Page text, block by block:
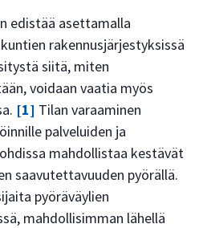
edistää asettamalla
rakennusjärjestyksissä
siitä, miten
voidaan vaatia myös
[1] Tilan varaaminen
palveluiden ja
mahdollistaa kestävät
saavutettavuuden pyörällä.
pyöräväylien
mahdollisimman lähellä